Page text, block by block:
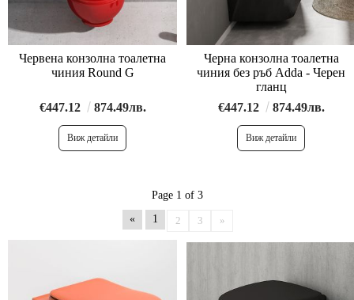
Червена конзолна тоалетна
чиния Round G
€447.12 874.49лв.
Виж детайли
Черна конзолна тоалетна
чиния без ръб Adda - Черен
гланц
€447.12
874.49лв.
Виж детайли
Page 1 of 3
« 1 2 3 »